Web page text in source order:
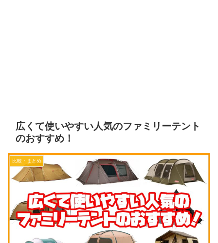
広くて使いやすい人気のファミリーテント
のおすすめ！
比較・まとめ